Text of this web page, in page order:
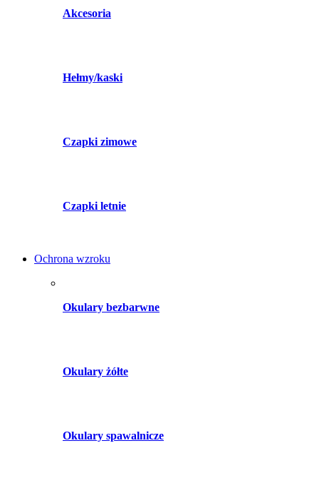
Akcesoria
Hełmy/kaski
Czapki zimowe
Czapki letnie
Ochrona wzroku
Okulary bezbarwne
Okulary żółte
Okulary spawalnicze